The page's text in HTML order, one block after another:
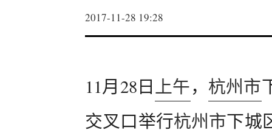
2017-11-28 19:28
11月28日上午， 杭州市
交叉口举行杭州市下城